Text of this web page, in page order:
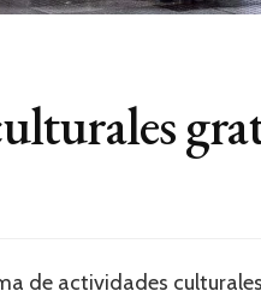
de actividades